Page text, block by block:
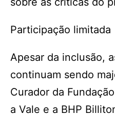
Participação limitada
Apesar da inclusão,
continuam sendo
Curador da
a Vale e a BHP